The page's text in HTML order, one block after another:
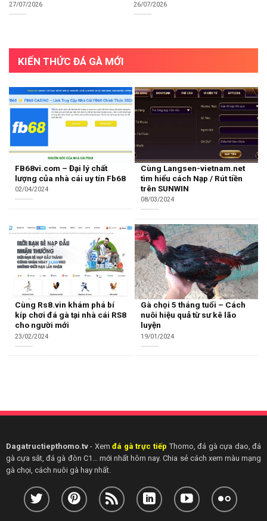
27/07/2026
26/07/2026
KIẾN THỨC ĐÁ GÀ MỚI
FB68vi.com – Đại lý chất
lượng của nhà cái uy tín Fb68
02/04/2024
Cùng Langsen-vietnam.net
tìm hiểu cách Nạp / Rút tiền
trên SUNWIN
08/03/2024
Cùng Rs8.vin khám phá bí
kíp chơi đá gà tại nhà cái RS8
cho người mới
23/02/2024
Gà chọi 5 tháng tuổi – Cách
nuôi hiệu quả từ sư kê lão
luyện
19/01/2024
Dagatructiepthomo.tv- Xemđá gà trực tiếp Thomo, đá gà cựa dao, đá
gà cựa sắt, đá gà đòn C1... mới nhất hôm nay. Chia sẻ cách xem màu mạng
gà chọi, cách nuôi gà hay nhất.